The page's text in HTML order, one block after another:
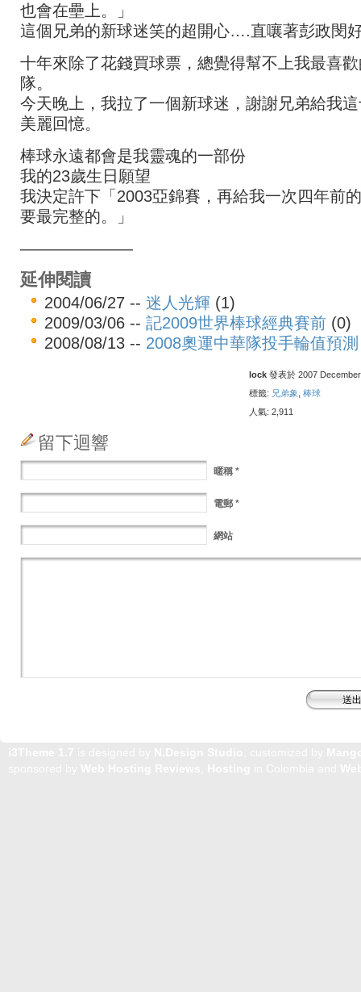
也會在壘上。」
這個兄弟的新球迷笑的超開心….直嚷著彭政閔
十年來除了花錢買球票，總覺得幫不上我最喜
隊。
今天晚上，我拉了一個新球迷，謝謝兄弟給我
美麗回憶。
棒球永遠都會是我靈魂的一部份
我的23歲生日願望
我決定許下「2003亞錦賽，再給我一次四年前
要最完整的。」
———————
延伸閱讀
2004/06/27 -- 迷人光輝 (1)
2009/03/06 -- 記2009世界棒球經典賽前 (0)
2008/08/13 -- 2008奧運中華隊投手輪值預測
lock 發表於 2007
標籤: 兄弟象 棒球
人氣: 2,911
留下迴響
暱稱 *
電郵 *
網站